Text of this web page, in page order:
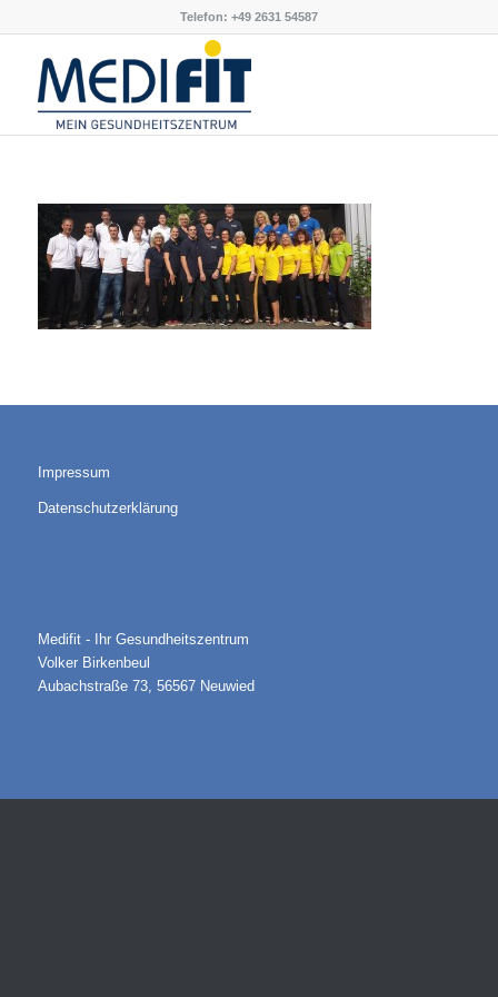
Telefon: +49 2631 54587
Impressum
Datenschutzerklärung
Medifit - Ihr Gesundheitszentrum
Volker Birkenbeul
Aubachstraße 73, 56567 Neuwied